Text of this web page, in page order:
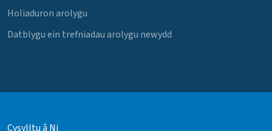
Holiaduron arolygu
Datblygu ein trefniadau arolygu newydd
Cysylltu â Ni